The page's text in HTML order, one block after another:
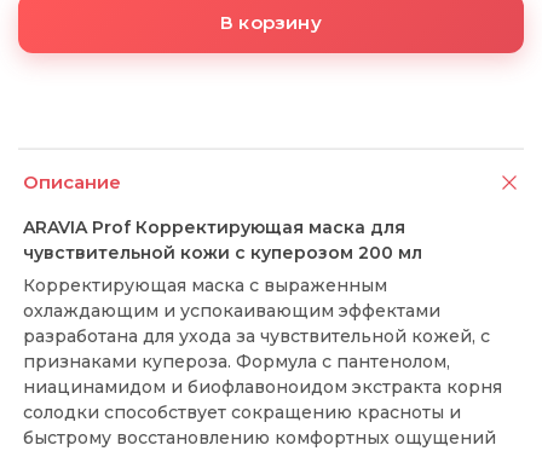
В корзину
Описание
ARAVIA Prof Корректирующая маска для
чувствительной кожи с куперозом 200 мл
Корректирующая маска с выраженным
охлаждающим и успокаивающим эффектами
разработана для ухода за чувствительной кожей, с
признаками купероза. Формула с пантенолом,
ниацинамидом и биофлавоноидом экстракта корня
солодки способствует сокращению красноты и
быстрому восстановлению комфортных ощущений